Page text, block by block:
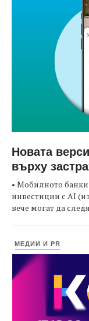
Новата
върху
• Мобилното
инвестиции с AI
вече могат да
МЕДИИ И PR